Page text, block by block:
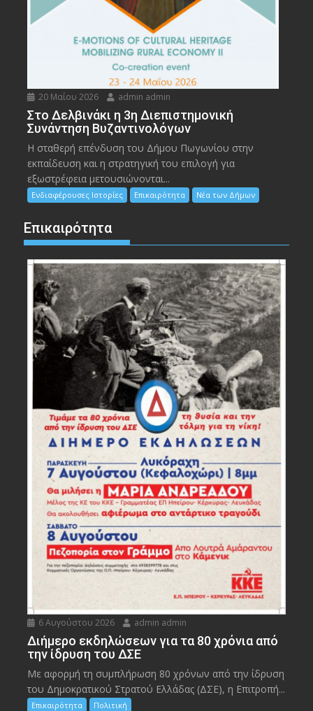
20 Μαΐου 2026 admin admin
Στο Δελβινάκι η 3η Διεπιστημονική
Συνάντηση Βυζαντινολόγων
Η σταθερή επένδυση του Δήμου Πωγωνίου στην
εκπαίδευση και η στρατηγική του επιλογή για
εξωστρέφεια μετουσιώνονται...
Ενδιαφέρουσες Ιστορίες Επικαιρότητα Νέα των Δήμων
Επικαιρότητα
6 Αυγούστου 2026 admin admin
Διήμερο εκδηλώσεων για τα 80 χρόνια από
την ίδρυση του ΔΣΕ
Με αφορμή τη συμπλήρωση 80 χρόνων από την ίδρυση
του Δημοκρατικού Στρατού Ελλάδας (ΔΣΕ), η Επιτροπή...
Επικαιρότητα Πολιτική